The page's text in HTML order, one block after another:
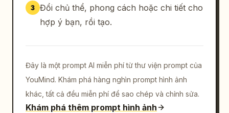
huống thang máy từ góc độ tương
tự","frame_count":2,"frames":
[{"position":"top","characters":[{"role":"man
{"role":"coworker","wardrobe":"vest tối màu
và cà vạt, đứng ở giữa hướng về phía trước"},
{"role":"woman","wardrobe":"áo blazer xám
nhạt, đứng bên phải theo góc
3 Đổi chủ thể, phong cách hoặc chi tiết cho
hợp ý bạn, rồi tạo.
Đây là một prompt AI miễn phí từ thư viện prompt của
YouMind. Khám phá hàng nghìn prompt hình ảnh
khác, tất cả đều miễn phí để sao chép và chỉnh sửa.
Khám phá thêm prompt hình ảnh